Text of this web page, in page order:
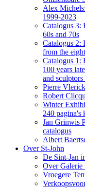
Alex
1999-2023
Catalogus 3:
60s and 70s
Catalogus 2:
from the
Catalogus 1:
100 years
and
Pierre
Robert
Winter
240 pagina's
Jan Grinwis
catalogus
Albert
Over St-John
De Sint-Jan
Over Galerie
Vroegere